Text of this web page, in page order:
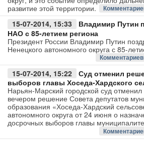
Спорт
Контакты
развитие этой территории.
15-07-2014, 15:33
Владимир Путин
НАО с 85-летием региона
Президент России Владимир Путин
Ненецкого автономного округа с 85-
15-07-2014, 15:22
Суд отменил
выборов главы Хоседа-Хардского
Нарьян-Марский городской суд
вечером решение Совета депутатов
образования «Хоседа-Хардский
автономного округа от 24 июня о
досрочных выборов главы